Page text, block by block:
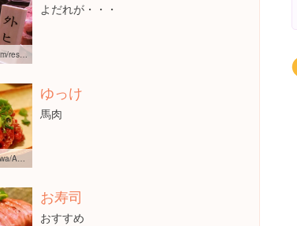
よだれが・・・
ゆっけ
馬肉
お寿司
おすすめ